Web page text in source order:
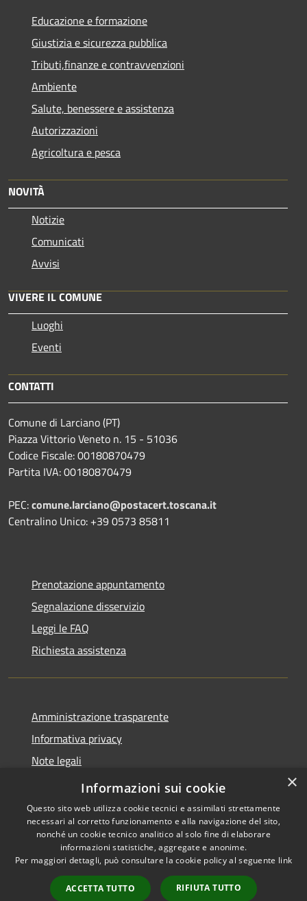
Educazione e formazione
Giustizia e sicurezza pubblica
Tributi,finanze e contravvenzioni
Ambiente
Salute, benessere e assistenza
Autorizzazioni
Agricoltura e pesca
NOVITÀ
Notizie
Comunicati
Avvisi
VIVERE IL COMUNE
Luoghi
Eventi
CONTATTI
Comune di Larciano (PT)
Piazza Vittorio Veneto n. 15 - 51036
Codice Fiscale: 00180870479
Partita IVA: 00180870479
PEC:comune.larciano@postacert.toscana.it
Centralino Unico: +39 0573 85811
Prenotazione appuntamento
Segnalazione disservizio
Leggi le FAQ
Richiesta assistenza
Amministrazione trasparente
Informativa privacy
Note legali
Dichiarazione di accessibilità
Accessibilità
Copyright © 2026 • Comune di
Larciano • Powered by
Municipium•
Accesso
×
Informazioni sui cookie
Questo sito web utilizza cookie tecnici e assimilati strettamente
necessari al corretto funzionamento e alla navigazione del sito,
nonché un cookie tecnico analitico al solo fine di elaborare
informazioni statistiche, aggregate e anonime.
Per maggiori dettagli, può consultare la cookie policy al seguente link
ACCETTA TUTTO RIFIUTA TUTTO